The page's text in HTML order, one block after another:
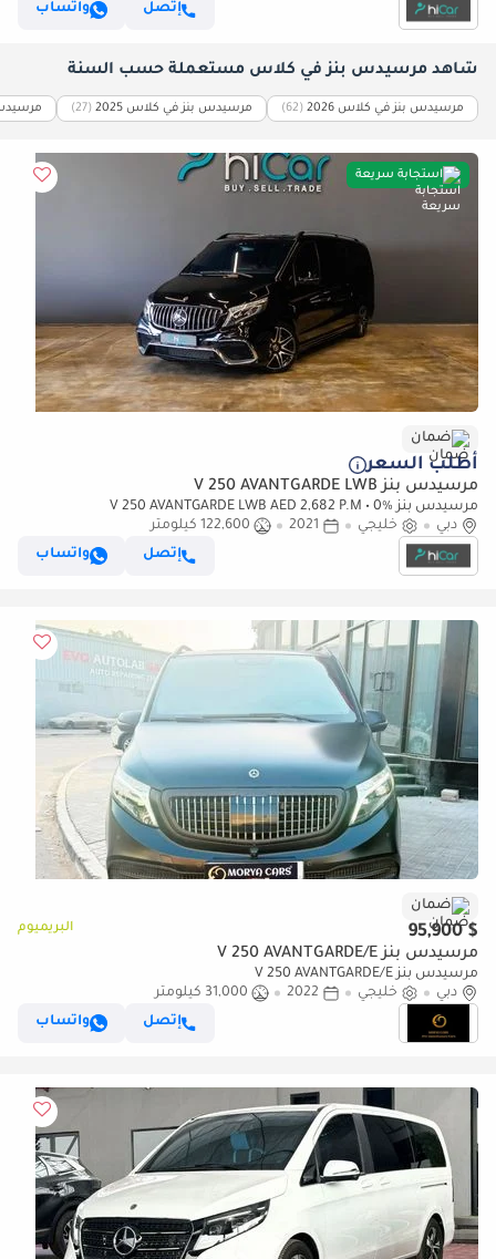
إتصل
واتساب
شاهد مرسيدس بنز في كلاس مستعملة حسب السنة
مرسيدس بنز في كلاس 2026 (62) مرسيدس بنز في كلاس 2025 (27) مرسيدس
استجابة سريعة
ضمان
أطلب السعر
مرسيدس بنز V 250 AVANTGARDE LWB
مرسيدس بنز V 250 AVANTGARDE LWB AED 2,682 P.M • 0%
Downpayment • Mercedes-Benz V 250 VIP Design • 1 Year Warranty
دبي خليجي 2021
122,600 كيلومتر
إتصل
واتساب
ضمان
$ 95,900 البريميوم
مرسيدس بنز V 250 AVANTGARDE/E
مرسيدس بنز V 250 AVANTGARDE/E
دبي
خليجي 2022
31,000 كيلومتر
إتصل
واتساب